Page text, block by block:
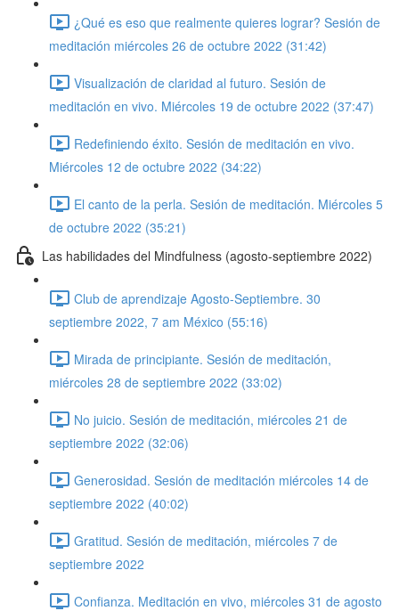
¿Qué es eso que realmente quieres lograr? Sesión de
meditación miércoles 26 de octubre 2022 (31:42)
Visualización de claridad al futuro. Sesión de
meditación en vivo. Miércoles 19 de octubre 2022 (37:47)
Redefiniendo éxito. Sesión de meditación en vivo.
Miércoles 12 de octubre 2022 (34:22)
El canto de la perla. Sesión de meditación. Miércoles 5
de octubre 2022 (35:21)
Las habilidades del Mindfulness (agosto-septiembre 2022)
Club de aprendizaje Agosto-Septiembre. 30
septiembre 2022, 7 am México (55:16)
Mirada de principiante. Sesión de meditación,
miércoles 28 de septiembre 2022 (33:02)
No juicio. Sesión de meditación, miércoles 21 de
septiembre 2022 (32:06)
Generosidad. Sesión de meditación miércoles 14 de
septiembre 2022 (40:02)
Gratitud. Sesión de meditación, miércoles 7 de
septiembre 2022
Confianza. Meditación en vivo, miércoles 31 de agosto